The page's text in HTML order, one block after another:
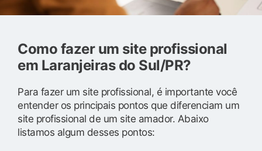
Como fazer um site profissional
em Laranjeiras do Sul/PR?
Para fazer um site profissional, é importante você
entender os principais pontos que diferenciam um
site profissional de um site amador. Abaixo
listamos algum desses pontos: